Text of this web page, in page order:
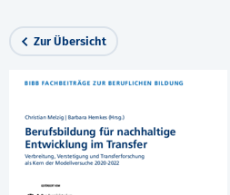
Zur Übersicht